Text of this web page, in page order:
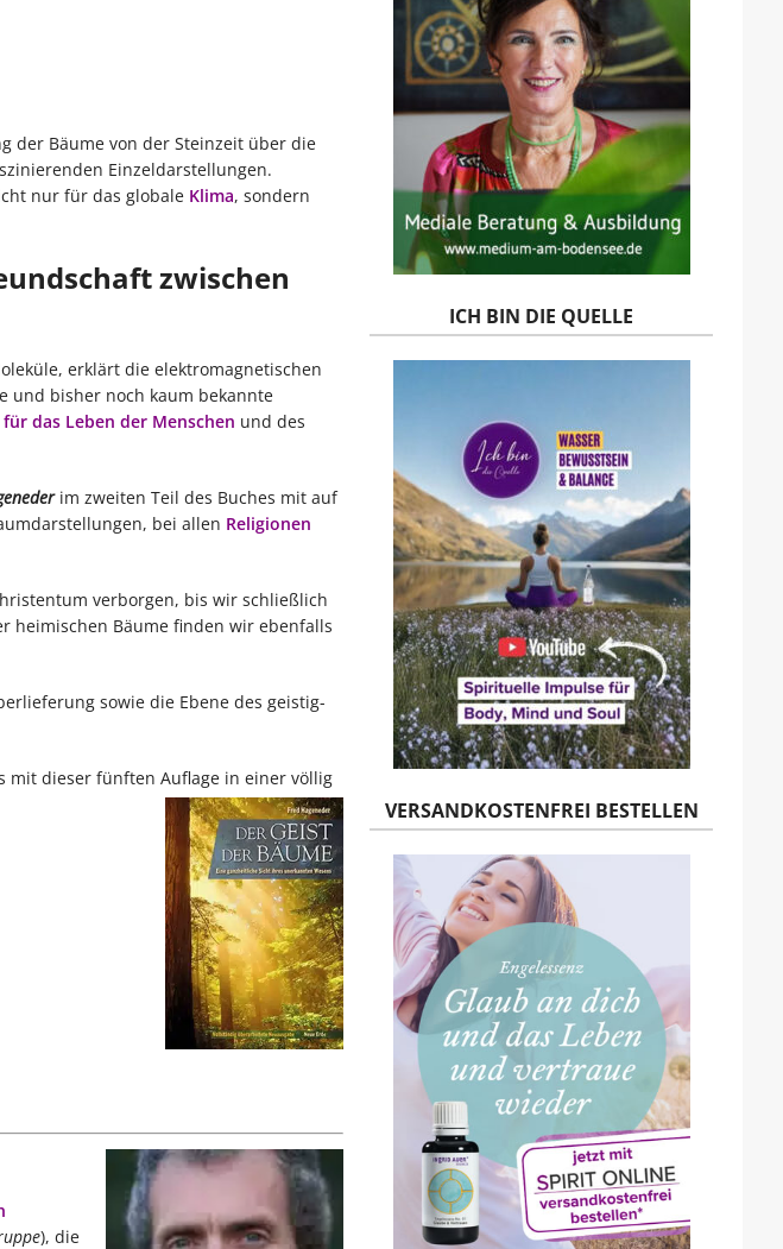
der Bäume von der Steinzeit über die
Einzeldarstellungen.
nur für das globale Klima, sondern
zwischen
erklärt die elektromagnetischen
und bisher noch kaum bekannte
für das Leben der Menschen und des
im zweiten Teil des Buches mit auf
bei allen Religionen
verborgen, bis wir schließlich
heimischen Bäume finden wir ebenfalls
sowie die Ebene des geistig-
mit dieser fünften Auflage in einer völlig
), die
ICH BIN DIE QUELLE
VERSANDKOSTENFREI BESTELLEN